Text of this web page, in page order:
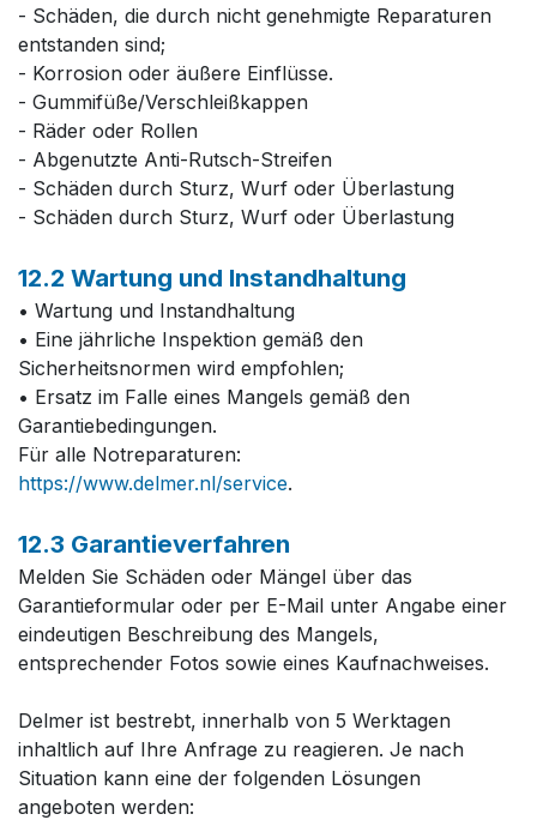
- Schäden, die durch nicht genehmigte Reparaturen
entstanden sind;
- Korrosion oder äußere Einflüsse.
- Gummifüße/Verschleißkappen
- Räder oder Rollen
- Abgenutzte Anti-Rutsch-Streifen
- Schäden durch Sturz, Wurf oder Überlastung
- Schäden durch Sturz, Wurf oder Überlastung
12.2 Wartung und Instandhaltung
• Wartung und Instandhaltung
• Eine jährliche Inspektion gemäß den
Sicherheitsnormen wird empfohlen;
• Ersatz im Falle eines Mangels gemäß den
Garantiebedingungen.
Für alle Notreparaturen:
https://www.delmer.nl/service.
12.3 Garantieverfahren
Melden Sie Schäden oder Mängel über das
Garantieformular oder per E-Mail unter Angabe einer
eindeutigen Beschreibung des Mangels,
entsprechender Fotos sowie eines Kaufnachweises.
Delmer ist bestrebt, innerhalb von 5 Werktagen
inhaltlich auf Ihre Anfrage zu reagieren. Je nach
Situation kann eine der folgenden Lösungen
angeboten werden: